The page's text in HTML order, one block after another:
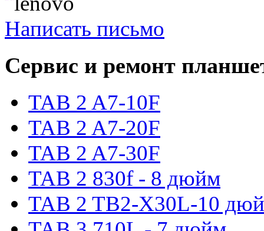
Написать письмо
Сервис и ремонт
TAB 2 A7-10F
TAB 2 A7-20F
TAB 2 A7-30F
TAB 2 830f - 8 дюйм
TAB 2 TB2-X30L-10